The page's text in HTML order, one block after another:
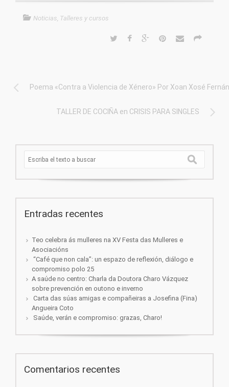
Noticias, Talleres y cursos
Poema «Contra a Violencia de Xénero» Por Xoan Xosé
TALLER DE COCIÑA en CRISIS PARA SINGLES
Entradas recentes
Teo celebra ás mulleres na XV Festa das Mulleres e
Asociacións
“Café que non cala”: un espazo de reflexión, diálogo e
compromiso polo 25
A saúde no centro: Charla da Doutora Charo Vázquez
sobre prevención en outono e inverno
Carta das súas amigas e compañeiras a Josefina (Fina)
Angueira Coto
Saúde, verán e compromiso: grazas, Charo!
Comentarios recentes